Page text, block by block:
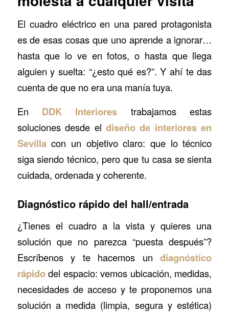
El cuadro eléctrico en una pared protagonista
es de esas cosas que uno aprende a ignorar…
hasta que lo ve en fotos, o hasta que llega
alguien y suelta: “¿esto qué es?”. Y ahí te das
cuenta de que no era una manía tuya.
En DDK Interiores trabajamos estas
soluciones desde el diseño de interiores en
Sevilla con un objetivo claro: que lo técnico
siga siendo técnico, pero que tu casa se sienta
cuidada, ordenada y coherente.
Diagnóstico rápido del hall/entrada
¿Tienes el cuadro a la vista y quieres una
solución que no parezca “puesta después”?
Escríbenos y te hacemos undiagnóstico
rápidodel espacio: vemos ubicación, medidas,
necesidades de acceso y te proponemos una
solución a medida (limpia, segura y estética)